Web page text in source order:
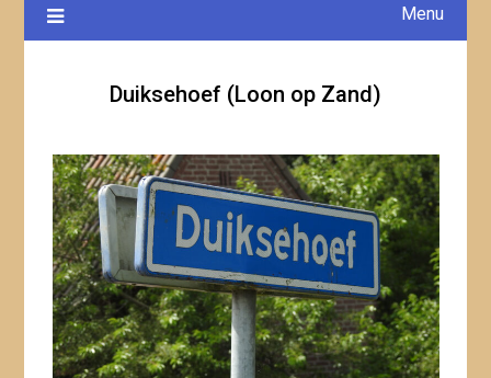
Menu
Duiksehoef (Loon op Zand)